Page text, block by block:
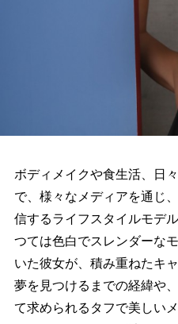
ボディメイクや食生活、日
で、様々なメディアを通じ
信するライフスタイルモデ
つては色白でスレンダーな
いた彼女が、積み重ねたキ
夢を見つけるまでの経緯や
て求められるタフで美しい